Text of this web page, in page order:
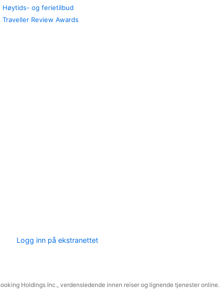
Høytids- og ferietilbud
Traveller Review Awards
Logg inn på ekstranettet
Holdings Inc., verdensledende innen reiser og lignende tjenester online.